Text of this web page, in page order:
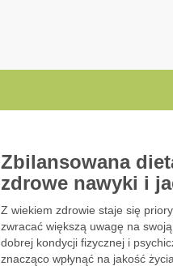
Zbilansowana
zdrowe nawyki i
Z wiekiem zdrowie staje się
zwracać większą uwagę na
dobrej kondycji fizycznej i
znacząco wpłynąć na jakość